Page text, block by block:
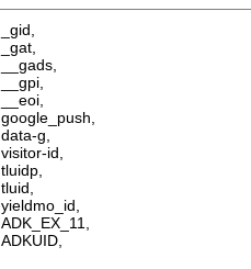
_gid,
_gat,
__gads,
__gpi,
__eoi,
google_push,
data-g,
visitor-id,
tluidp,
tluid,
yieldmo_id,
ADK_EX_11,
ADKUID,